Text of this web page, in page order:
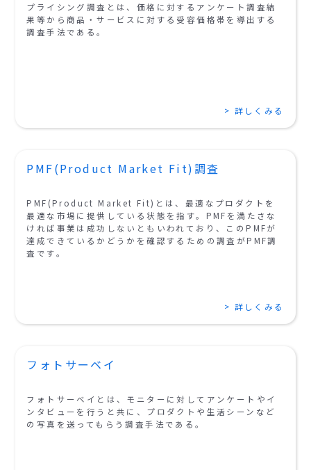
プライシング調査とは、価格に対するアンケート調査結
果等から商品・サービスに対する受容価格帯を導出する
調査手法である。
> 詳しくみる
PMF(Product Market Fit)調査
PMF(Product Market Fit)とは、最適なプロダクトを
最適な市場に提供している状態を指す。PMFを満たさな
ければ事業は成功しないともいわれており、このPMFが
達成できているかどうかを確認するための調査がPMF調
査です。
> 詳しくみる
フォトサーベイ
フォトサーベイとは、モニターに対してアンケートやイ
ンタビューを行うと共に、プロダクトや生活シーンなど
の写真を送ってもらう調査手法である。